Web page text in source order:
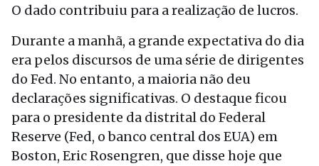
O dado contribuiu para a realização de lucros.
Durante a manhã, a grande expectativa do dia
era pelos discursos de uma série de dirigentes
do Fed. No entanto, a maioria não deu
declarações significativas. O destaque ficou
para o presidente da distrital do Federal
Reserve (Fed, o banco central dos EUA) em
Boston, Eric Rosengren, que disse hoje que